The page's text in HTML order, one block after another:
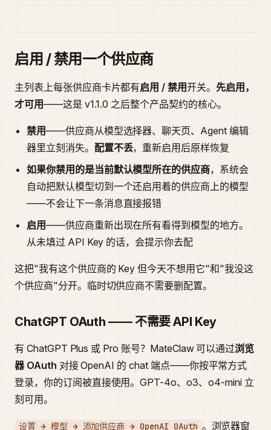
启用 / 禁用一个供应商
主列表上每张供应商卡片都有启用 / 禁用开关。 先启用，
才可用——这是 v1.1.0 之后整个产品契约的核心。
禁用——供应商从模型选择器、聊天页、Agent 编辑
器里立刻消失。 配置不丢，重新启用后原样恢复
如果你禁用的是当前默认模型所在的供应商，系统会
自动把默认模型切到一个还启用着的供应商上的模型
——不会让下一条消息直接报错
启用——供应商重新出现在所有看得到模型的地方。
从未填过 API Key 的话，会提示你去配
这把"我有这个供应商的 Key 但今天不想用它"和"我没这
个供应商"分开。临时切供应商不需要删配置。
ChatGPT OAuth —— 不需要 API Key
有 ChatGPT Plus 或 Pro 账号？MateClaw 可以通过浏览
器 OAuth 对接 OpenAI 的 chat 端点——你按平常方式
登录，你的订阅被直接使用。GPT-4o、o3、o4-mini 立
刻可用。
设置 → 模型 → 添加供应商 → OpenAI OAuth 。浏览器窗